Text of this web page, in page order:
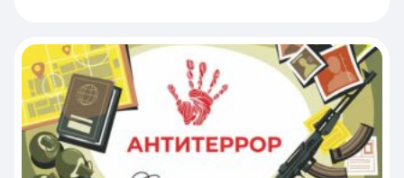
фестивалях и турнирах различных
направленностей городского, всероссийского и
международного уровней. Второй раз в…